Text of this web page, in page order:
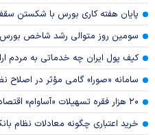
پایان هفته کاری بورس با شکستن سقف ۵.۴ میلیون
سومین روز متوالی رشد شاخص بورس
کیف پول ایران چه خدماتی به مردم
سامانه «صورا» گامی مؤثر در اصلاح
۲۰ هزار فقره تسهیلات «آساوام» اقتصادنوین پرداخت شد
خرید اعتباری چگونه معادلات نظام